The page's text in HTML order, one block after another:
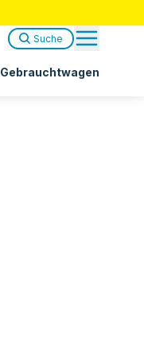
Gebrauchtwagen
Suche